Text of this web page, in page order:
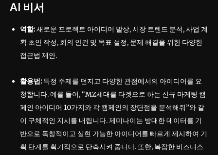
AI 비서
역할:새로운 프로젝트 아이디어 발상, 시장 트렌드 분석, 사업 계
획 초안 작성, 회의 안건 및 목표 설정, 문제 해결을 위한 다양한
접근법 제안.
활용법:특정 주제를 던지고 다양한 관점에서의 아이디어를 요
청합니다. 예를 들어, “MZ세대를 타겟으로 하는 신규 마케팅 캠
페인 아이디어 10가지와 각 캠페인의 장단점을 분석해줘”와 같
이 구체적인 지시를 내립니다. 제미나이는 방대한 데이터를 기
반으로 독창적이고 실현 가능한 아이디어를 빠르게 제시하여 기
획 단계를 획기적으로 단축시켜 줍니다. 또한, 복잡한 비즈니스